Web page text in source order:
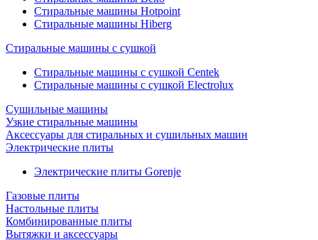
Стиральные машины Hotpoint
Стиральные машины Hiberg
Стиральные машины с сушкой
Стиральные машины с сушкой Centek
Стиральные машины с сушкой Electrolux
Сушильные машины
Узкие стиральные машины
Аксессуары для стиральных и сушильных машин
Электрические плиты
Электрические плиты Gorenje
Газовые плиты
Настольные плиты
Комбинированные плиты
Вытяжки и аксессуары